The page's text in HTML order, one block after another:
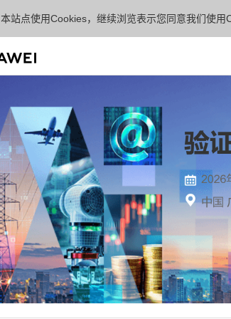
本站点使用Cookies，继续浏览表示您同意我们使用